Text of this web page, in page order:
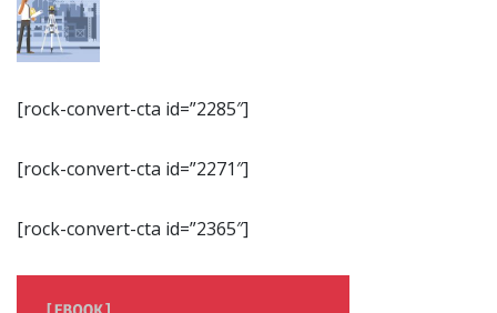
[rock-convert-cta id=”2285″]
[rock-convert-cta id=”2271″]
[rock-convert-cta id=”2365″]